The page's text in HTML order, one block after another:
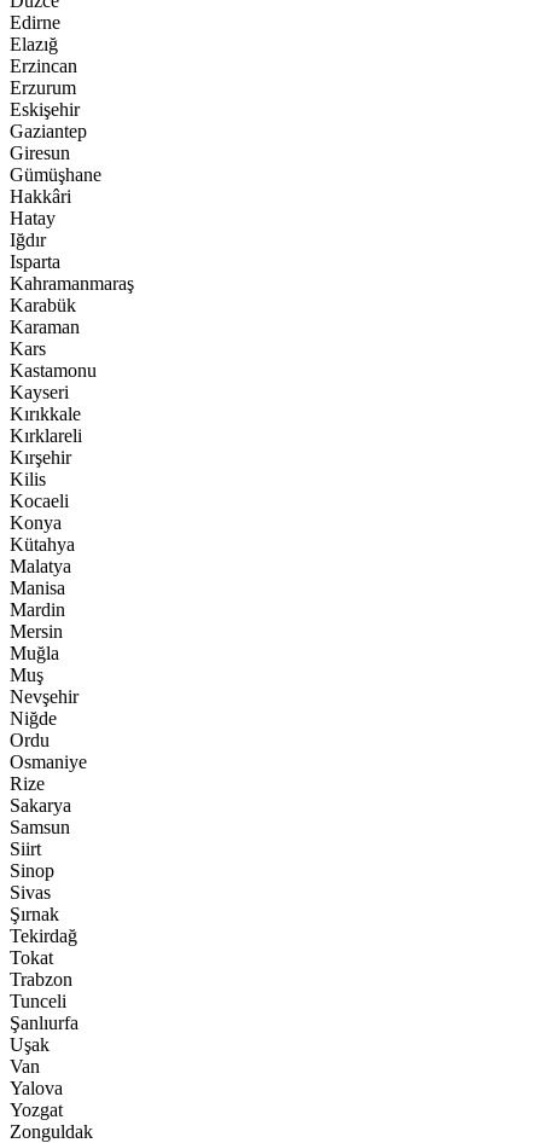
Edirne
Elazığ
Erzincan
Erzurum
Eskişehir
Gaziantep
Giresun
Gümüşhane
Hakkâri
Hatay
Iğdır
Isparta
Kahramanmaraş
Karabük
Karaman
Kars
Kastamonu
Kayseri
Kırıkkale
Kırklareli
Kırşehir
Kilis
Kocaeli
Konya
Kütahya
Malatya
Manisa
Mardin
Mersin
Muğla
Muş
Nevşehir
Niğde
Ordu
Osmaniye
Rize
Sakarya
Samsun
Siirt
Sinop
Sivas
Şırnak
Tekirdağ
Tokat
Trabzon
Tunceli
Şanlıurfa
Uşak
Van
Yalova
Yozgat
Zonguldak